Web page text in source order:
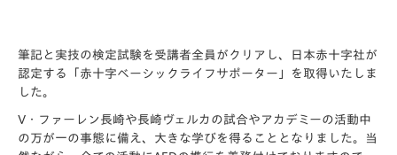
筆記と実技の検定試験を受講者全員がクリアし、日本赤十字社が
認定する「赤十字ベーシックライフサポーター」を取得いたしま
した。
V・ファーレン長崎や長崎ヴェルカの試合やアカデミーの活動中
の万が一の事態に備え、大きな学びを得ることとなりました。当